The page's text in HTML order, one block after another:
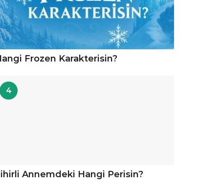
Frozen Karakterisin?
4
Annemdeki Hangi Perisin?